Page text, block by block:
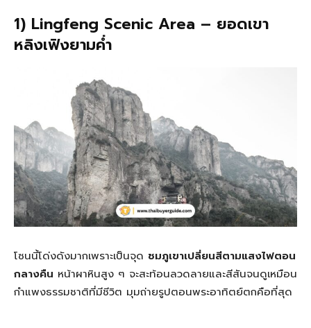
1) Lingfeng Scenic Area – ยอดเขา
หลิงเฟิงยามค่ำ
โซนนี้โด่งดังมากเพราะเป็นจุด ชมภูเขาเปลี่ยนสีตามแสงไฟตอน
กลางคืน หน้าผาหินสูง ๆ จะสะท้อนลวดลายและสีสันจนดูเหมือน
กำแพงธรรมชาติที่มีชีวิต มุมถ่ายรูปตอนพระอาทิตย์ตกคือที่สุด